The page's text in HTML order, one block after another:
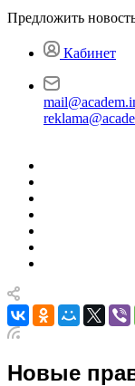
Предложить
Кабинет
Новые